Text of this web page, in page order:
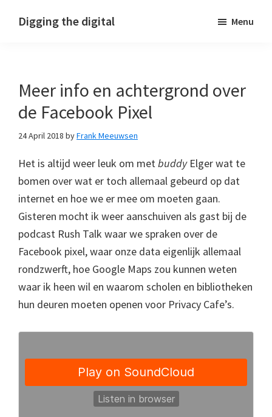
Digging the digital Menu
Meer info en achtergrond over
de Facebook Pixel
24 April 2018 byFrank Meeuwsen
Het is altijd weer leuk om metbuddyElger wat te
bomen over wat er toch allemaal gebeurd op dat
internet en hoe we er mee om moeten gaan.
Gisteren mocht ik weer aanschuiven als gast bij de
podcast Rush Talk waar we spraken over de
Facebook pixel, waar onze data eigenlijk allemaal
rondzwerft, hoe Google Maps zou kunnen weten
waar ik heen wil en waarom scholen en bibliotheken
hun deuren moeten openen voor Privacy Cafe’s.